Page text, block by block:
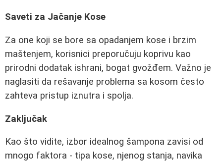
Saveti za Jačanje Kose
Za one koji se bore sa opadanjem kose i brzim
maštenjem, korisnici preporučuju koprivu kao
prirodni dodatak ishrani, bogat gvožđem. Važno je
naglasiti da rešavanje problema sa kosom često
zahteva pristup iznutra i spolja.
Zaključak
Kao što vidite, izbor idealnog šampona zavisi od
mnogo faktora - tipa kose, njenog stanja, navika